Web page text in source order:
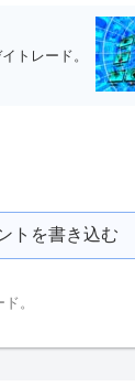
トレード。
トを書き込む
。